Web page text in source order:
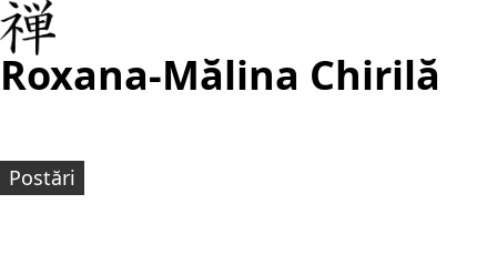
Roxana-Mălina Chirilă
Postări